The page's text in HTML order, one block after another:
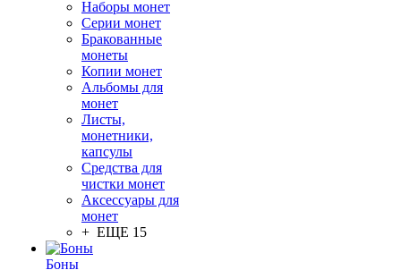
Наборы монет
Серии монет
Бракованные
монеты
Копии монет
Альбомы для
монет
Листы,
монетники,
капсулы
Средства для
чистки монет
Аксессуары для
монет
+ ЕЩЕ 15
Боны